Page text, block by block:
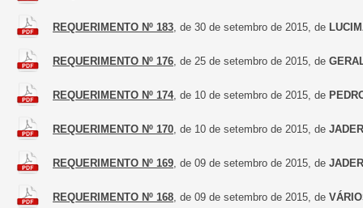
REQUERIMENTO Nº 183, de 30 de setembro de 2015, de
REQUERIMENTO Nº 176, de 25 de setembro de 2015, de
REQUERIMENTO Nº 174, de 10 de setembro de 2015, de
REQUERIMENTO Nº 170, de 10 de setembro de 2015, de
REQUERIMENTO Nº 169, de 09 de setembro de 2015, de
REQUERIMENTO Nº 168, de 09 de setembro de 2015, de